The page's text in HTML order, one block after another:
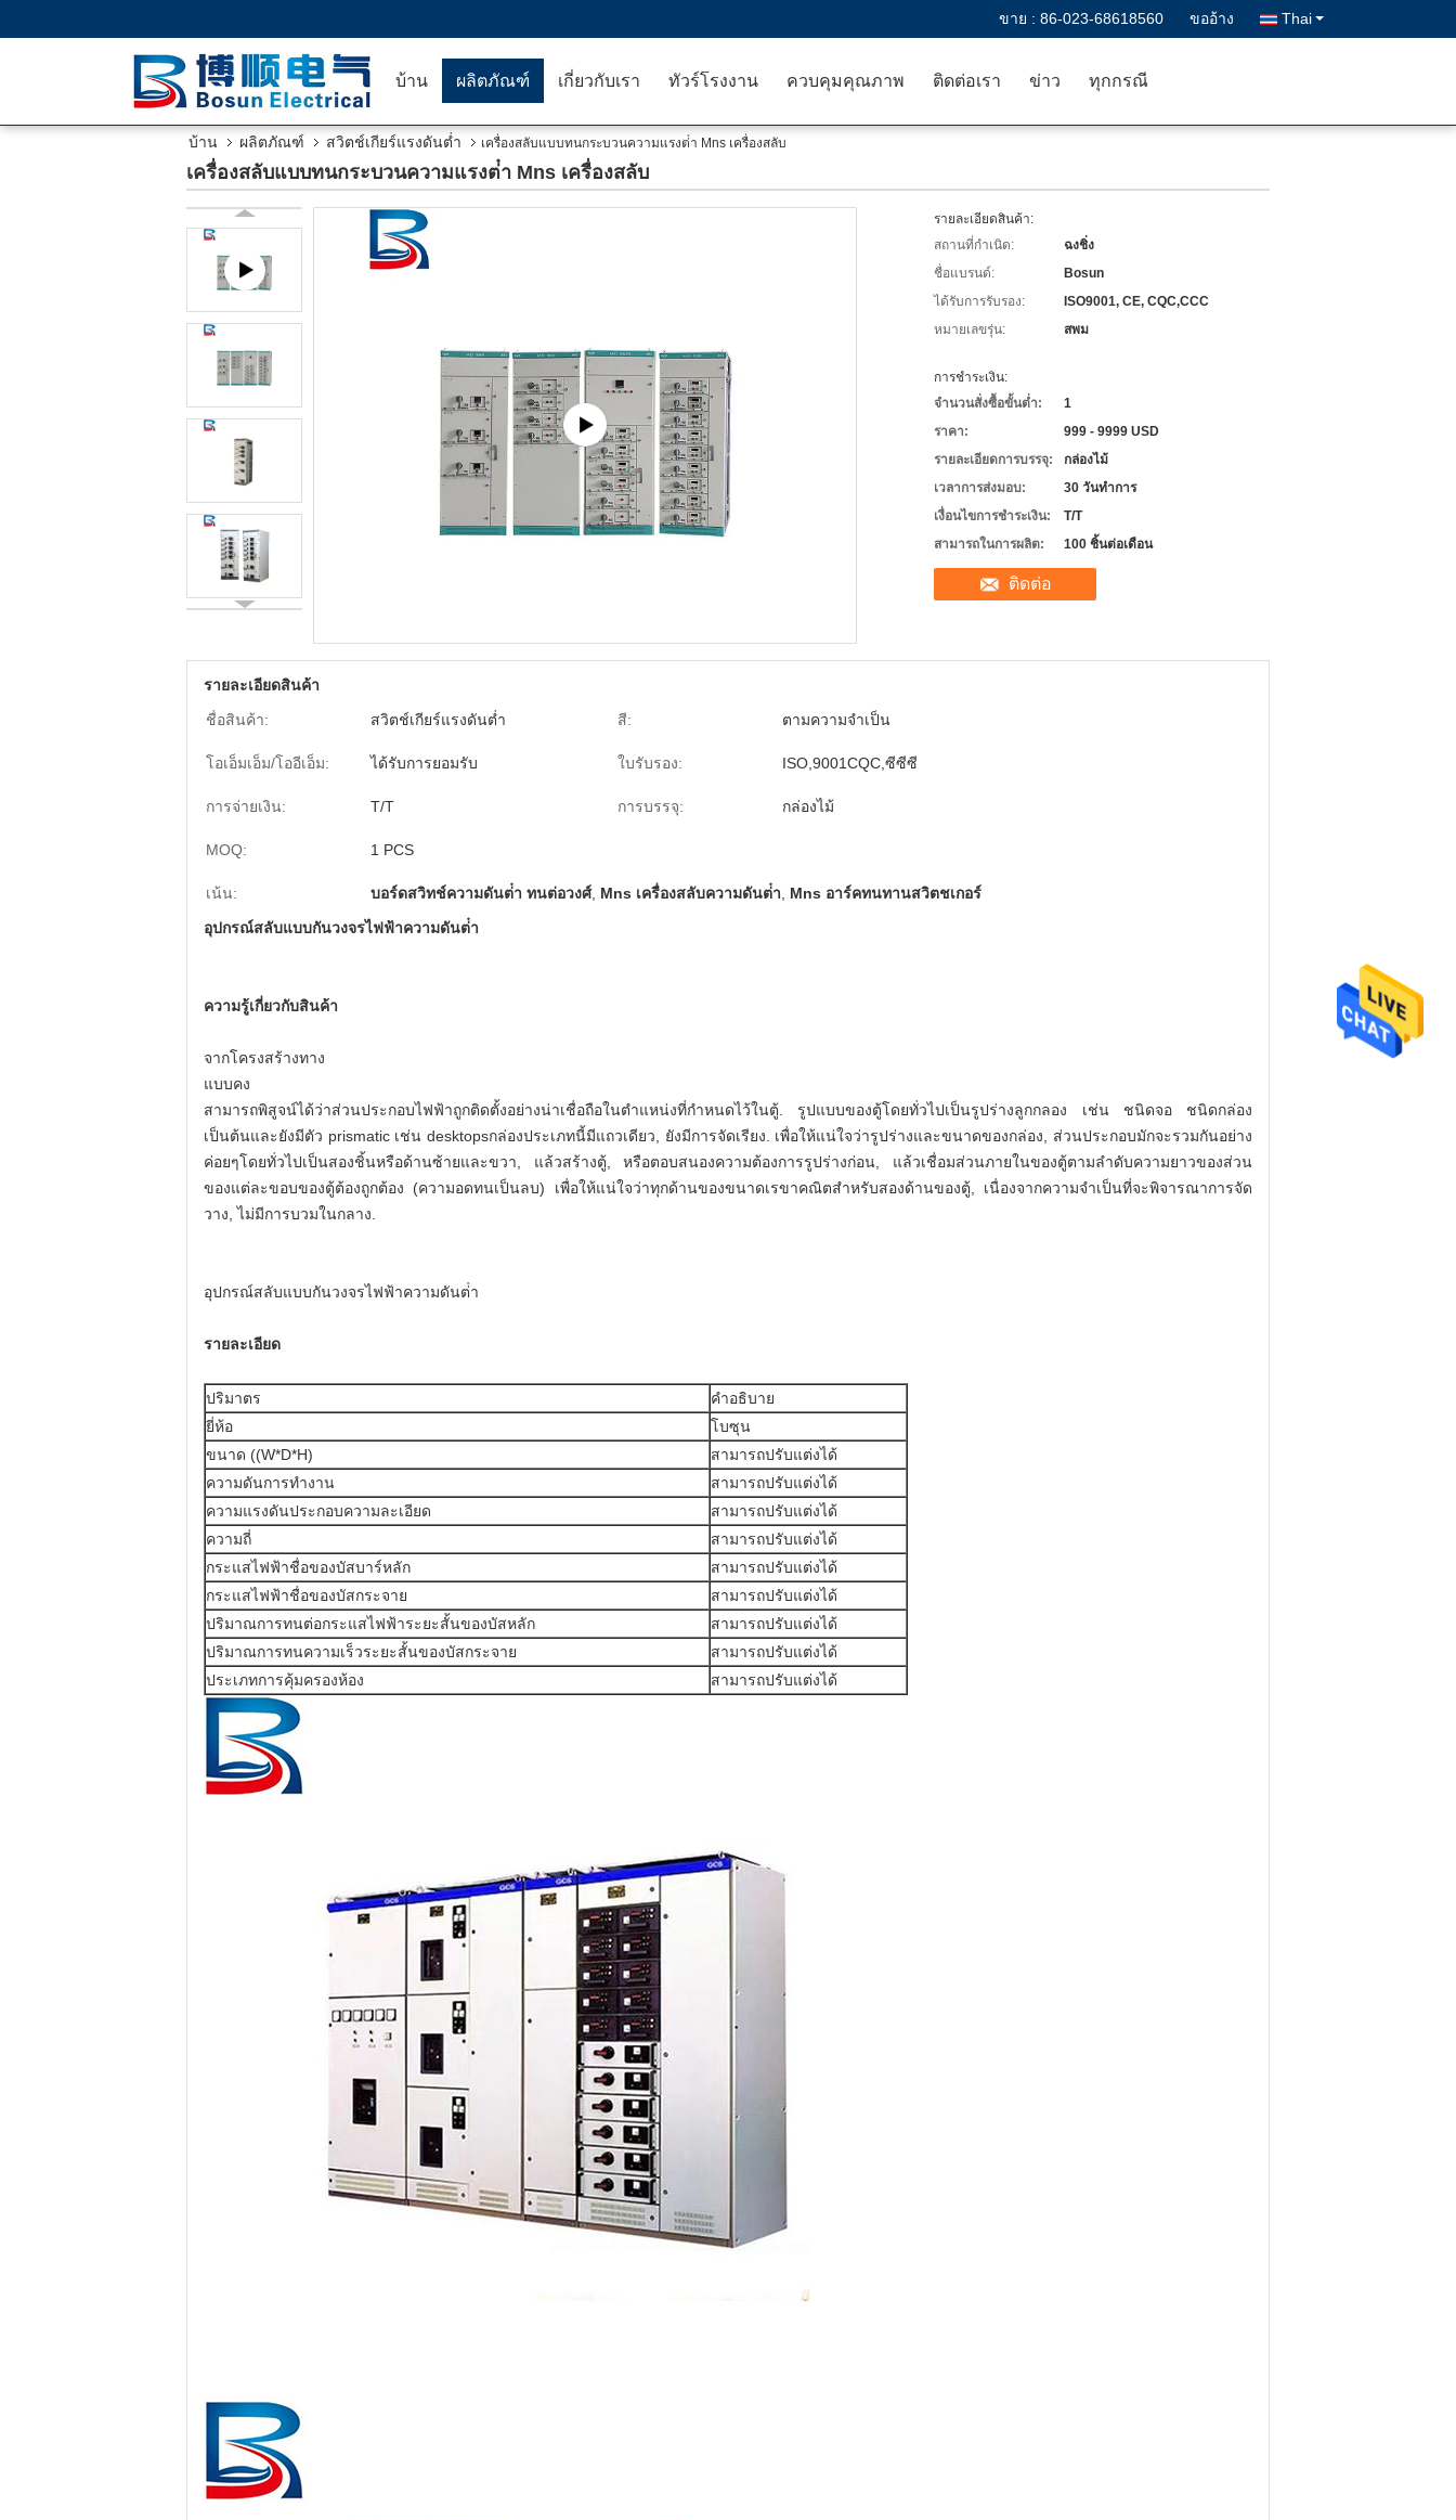
ขาย : 86-023-68618560 ขออ้าง Thai
บ้าน ผลิตภัณฑ์ เกี่ยวกับเรา ทัวร์โรงงาน ควบคุมคุณภาพ ติดต่อเรา ข่าว ทุกกรณี
บ้าน ผลิตภัณฑ์ สวิตช์เกียร์แรงดันต่ำ เครื่องสลับแบบทนกระบวนความแรงต่ํา Mns เครื่องสลับ
เครื่องสลับแบบทนกระบวนความแรงต่ํา Mns เครื่องสลับ
รายละเอียดสินค้า:
สถานที่กำเนิด:
ฉงชิ่ง
ชื่อแบรนด์:
Bosun
ได้รับการรับรอง:
ISO9001, CE, CQC,CCC
หมายเลขรุ่น:
สพม
การชำระเงิน:
จำนวนสั่งซื้อขั้นต่ำ:
1
ราคา:
999 - 9999 USD
รายละเอียดการบรรจุ:
กล่องไม้
เวลาการส่งมอบ:
30 วันทำการ
เงื่อนไขการชำระเงิน:
T/T
สามารถในการผลิต:
100 ชิ้นต่อเดือน
ติดต่อ
รายละเอียดสินค้า
ชื่อสินค้า:
สวิตช์เกียร์แรงดันต่ำ สี: ตามความจำเป็น
โอเอ็มเอ็ม/โออีเอ็ม: ได้รับการยอมรับ ใบรับรอง: ISO,9001CQC,ซีซีซี
การจ่ายเงิน: T/T การบรรจุ: กล่องไม้
MOQ: 1 PCS
เน้น: บอร์ดสวิทช์ความดันต่ํา ทนต่อวงศ์, Mns เครื่องสลับความดันต่ํา
Mns อาร์คทนทานสวิตชเกอร์
อุปกรณ์สลับแบบกันวงจรไฟฟ้าความดันต่ํา
ความรู้เกี่ยวกับสินค้า
จากโครงสร้างทาง
แบบคง
สามารถพิสูจน์ได้ว่าส่วนประกอบไฟฟ้าถูกติดตั้งอย่างน่าเชื่อถือในตําแหน่งที่กําหนดไว้ในตู้. รูปแบบของตู้โดยทั่วไปเป็นรูปร่างลูกกลอง เช่น ชนิดจอ ชนิดกล่อง
เป็นต้นและยังมีตัว prismatic เช่น desktopsกล่องประเภทนี้มีแถวเดียว, ยังมีการจัดเรียง. เพื่อให้แน่ใจว่ารูปร่างและขนาดของกล่อง, ส่วนประกอบมักจะรวมกันอย่าง
ค่อยๆโดยทั่วไปเป็นสองชิ้นหรือด้านซ้ายและขวา, แล้วสร้างตู้, หรือตอบสนองความต้องการรูปร่างก่อน, แล้วเชื่อมส่วนภายในของตู้ตามลําดับความยาวของส่วน
ของแต่ละขอบของตู้ต้องถูกต้อง (ความอดทนเป็นลบ) เพื่อให้แน่ใจว่าทุกด้านของขนาดเรขาคณิตสําหรับสองด้านของตู้, เนื่องจากความจําเป็นที่จะพิจารณาการจัด
วาง, ไม่มีการบวมในกลาง.
อุปกรณ์สลับแบบกันวงจรไฟฟ้าความดันต่ํา
รายละเอียด
ปริมาตร
คําอธิบาย
ยี่ห้อ
โบซุน
ขนาด ((W*D*H)
สามารถปรับแต่งได้
ความดันการทํางาน
สามารถปรับแต่งได้
ความแรงดันประกอบความละเอียด
สามารถปรับแต่งได้
ความถี่
สามารถปรับแต่งได้
กระแสไฟฟ้าชื่อของบัสบาร์หลัก
สามารถปรับแต่งได้
กระแสไฟฟ้าชื่อของบัสกระจาย
สามารถปรับแต่งได้
ปริมาณการทนต่อกระแสไฟฟ้าระยะสั้นของบัสหลัก
สามารถปรับแต่งได้
ปริมาณการทนความเร็วระยะสั้นของบัสกระจาย
สามารถปรับแต่งได้
ประเภทการคุ้มครองห้อง
สามารถปรับแต่งได้